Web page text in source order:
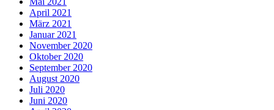
April 2021
März 2021
Januar 2021
November 2020
Oktober 2020
September 2020
August 2020
Juli 2020
Juni 2020